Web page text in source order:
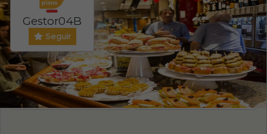
Gestor04B
Seguir
PRECIO ENTRADA
120 /
Evento ONLINE
NO